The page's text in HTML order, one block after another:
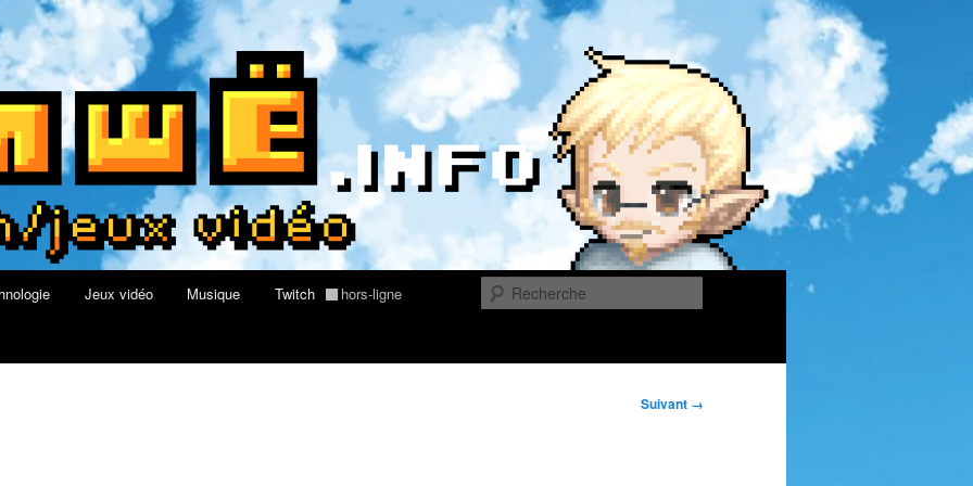
geek, tech et jeux vidéo
web, de nouvelles technologies et de jeux vidéo
Jeux vidéo Musique Twitch hors-ligne
Suivant →